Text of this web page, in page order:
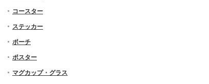
コースター
ステッカー
ポーチ
ポスター
マグカップ・グラス